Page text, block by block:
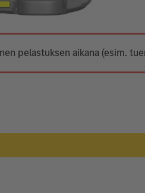
pelastuksen aikana (esim.